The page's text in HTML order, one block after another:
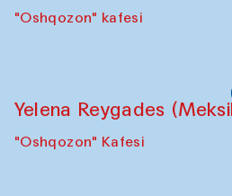
"Oshqozon" kafesi
Yelena Reygades
"Oshqozon" Kafesi